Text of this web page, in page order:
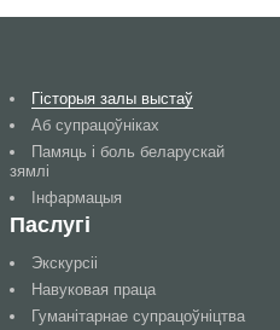
Гісторыя залы выстаў
Аб супрацоўніках
Памяць і боль беларускай
зямлі
Інфармацыя
Паслугі
Экскурсіі
Навуковая праца
Гуманітарнае супрацоўніцтва